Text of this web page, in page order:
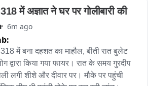
हुए एहतियातन यह कदम उठाया गया है。
में अज्ञात ने घर पर गोलीबारी की
6m ago
में बना दहशत का माहौल, बीती रात बुलेट
द्वारा किया गया फायर। रात के समय गुरदीप
लगी शीशे और दीवार पर। मौके पर पहुंची